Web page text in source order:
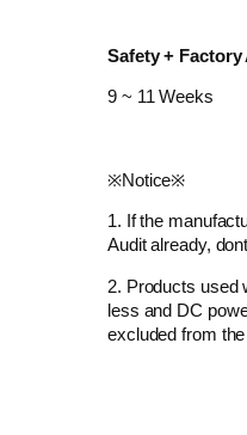
Safety + Factory
9 ~ 11 Weeks
​※Notice※
1. If the
Audit already,
2. Products used
less and DC
excluded from